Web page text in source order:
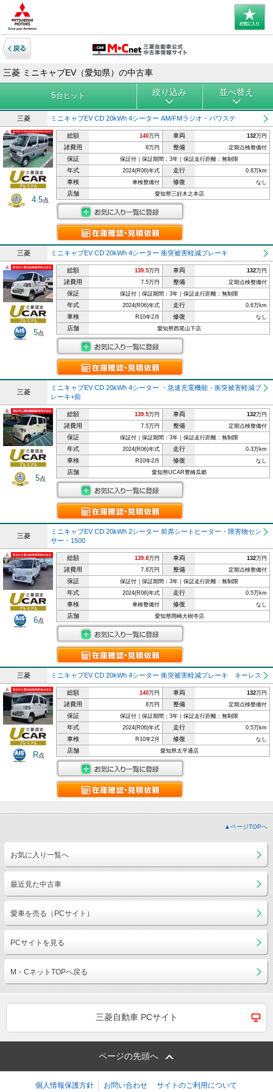
三菱 ミニキャブEV（愛知県）の中古車
5台ヒット 絞り込み 並べ替え
三菱 ミニキャブEV CD 20kWh 4シーター AM/FMラジオ・パワステ
4.5点
総額 140万円 車両 132万円
諸費用 8万円 整備 定期点検整備付
保証 保証付｜保証期間：3年｜保証走行距離：無制限
年式 2024(R06)年式 走行 0.8万km
車検 車検整備付 修復 なし
店舗 愛知県三好木之本店
三菱 ミニキャブEV CD 20kWh 4シーター 衝突被害軽減ブレーキ
5点
総額 139.5万円 車両 132万円
諸費用 7.5万円 整備 定期点検整備付
保証 保証付｜保証期間：3年｜保証走行距離：無制限
年式 2024(R06)年式 走行 0.6万km
車検 R10年2月 修復 なし
店舗 愛知県西尾山下店
三菱
ミニキャブEV CD 20kWh 4シーター ・急速充電機能・衝突被害軽減ブ
レーキ+前
5点
総額 139.5万円 車両 132万円
諸費用 7.5万円 整備 定期点検整備付
保証 保証付｜保証期間：3年｜保証走行距離：無制限
年式 2024(R06)年式 走行 0.3万km
車検 R10年2月 修復 なし
店舗 愛知県UCAR豊橋瓜郷
三菱
ミニキャブEV CD 20kWh 2シーター 前席シートヒーター・障害物セン
サー・1500
6点
総額 139.8万円 車両 132万円
諸費用 7.8万円 整備 定期点検整備付
保証 保証付｜保証期間：3年｜保証走行距離：無制限
年式 2024(R06)年式 走行 0.5万km
車検 車検整備付 修復 なし
店舗 愛知県岡崎大樹寺店
三菱 ミニキャブEV CD 20kWh 4シーター 衝突被害軽減ブレーキ キーレス
R点
総額 140万円 車両 132万円
諸費用 8万円 整備 定期点検整備付
保証 保証付｜保証期間：3年｜保証走行距離：無制限
年式 2024(R06)年式 走行 0.5万km
車検 R10年2月 修復 なし
店舗 愛知県太平通店
▲ページTOPへ
お気に入り一覧へ
最近見た中古車
愛車を売る（PCサイト）
PCサイトを見る
M・CネットTOPへ戻る
三菱自動車 PCサイト
ページの先頭へ
個人情報保護方針 お問い合わせ サイトのご利用について